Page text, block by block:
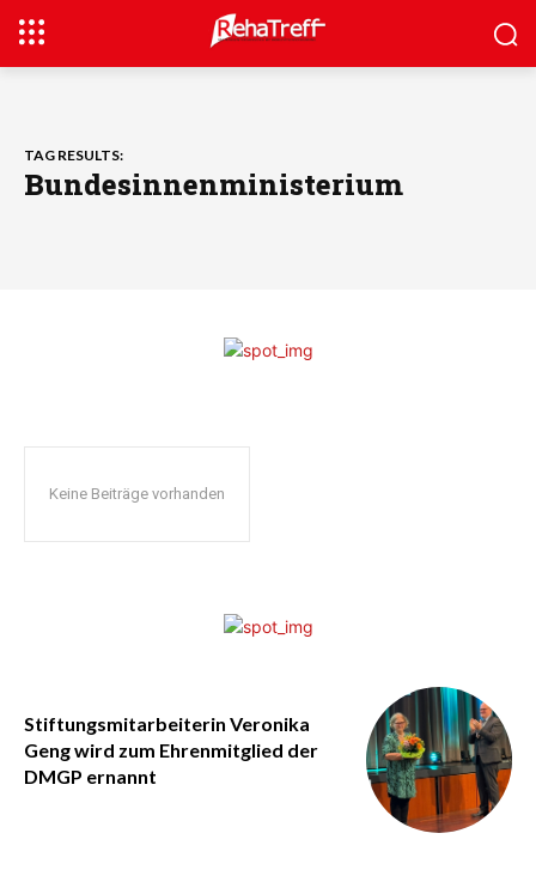
TAG RESULTS:
Bundesinnenministerium
Keine Beiträge vorhanden
Stiftungsmitarbeiterin Veronika
Geng wird zum Ehrenmitglied der
DMGP ernannt